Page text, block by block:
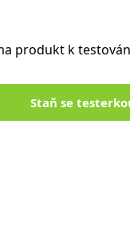
produkt k
Staň se